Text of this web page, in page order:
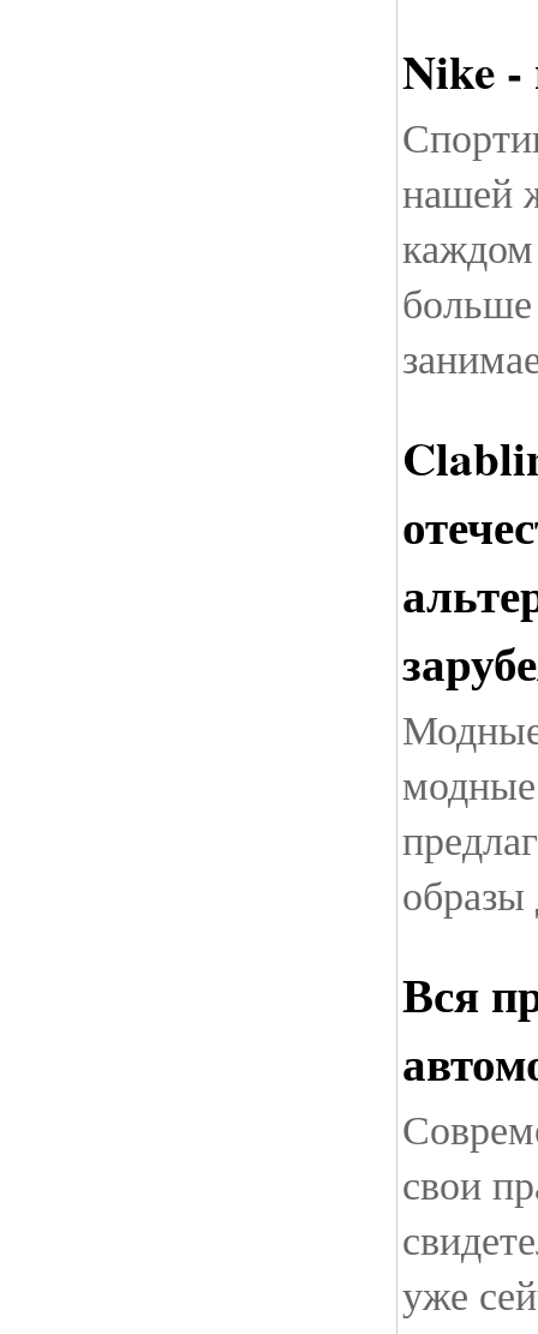
Nike -
нашей
образы
Вся
свои
уже